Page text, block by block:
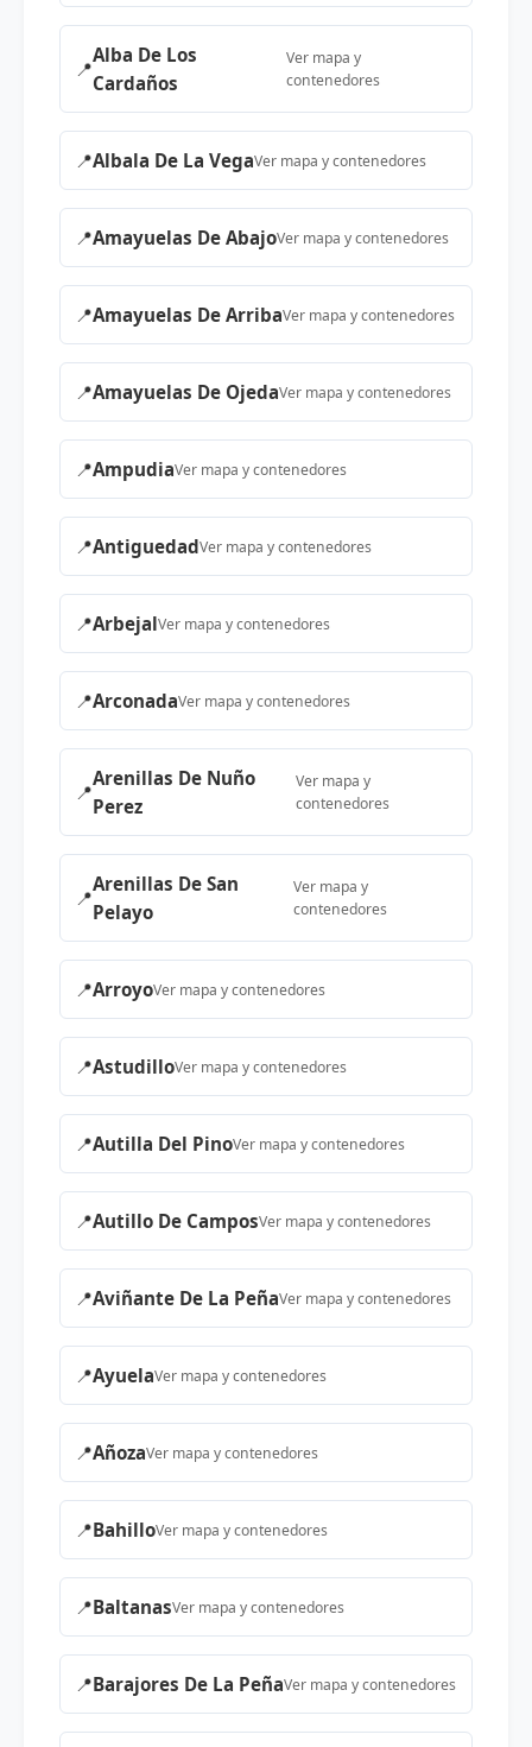
📍
Alba De Los
Cardaños
Ver mapa y
contenedores
📍Albala De La VegaVer mapa y contenedores
📍Amayuelas De AbajoVer mapa y contenedores
📍Amayuelas De ArribaVer mapa y contenedores
📍Amayuelas De OjedaVer mapa y contenedores
📍AmpudiaVer mapa y contenedores
📍AntiguedadVer mapa y contenedores
📍ArbejalVer mapa y contenedores
📍ArconadaVer mapa y contenedores
📍
Arenillas De Nuño
Perez
Ver mapa y
contenedores
📍
Arenillas De San
Pelayo
Ver mapa y
contenedores
📍ArroyoVer mapa y contenedores
📍AstudilloVer mapa y contenedores
📍Autilla Del PinoVer mapa y contenedores
📍Autillo De CamposVer mapa y contenedores
📍Aviñante De La PeñaVer mapa y contenedores
📍AyuelaVer mapa y contenedores
📍AñozaVer mapa y contenedores
📍BahilloVer mapa y contenedores
📍BaltanasVer mapa y contenedores
📍Barajores De La PeñaVer mapa y contenedores